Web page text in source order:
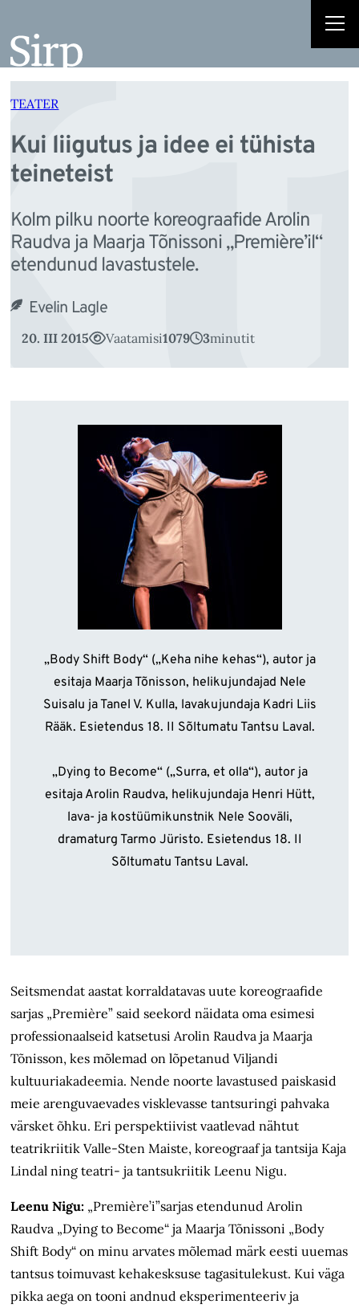
juurde
TEATER
Kui liigutus ja idee ei tühista
teineteist
Kolm pilku noorte koreograafide Arolin
Raudva ja Maarja Tõnissoni „Première’il“
etendunud lavastustele.
Evelin Lagle
20. III 2015 Vaatamisi1079 3minutit
„Body Shift Body“ („Keha nihe kehas“), autor ja
esitaja Maarja Tõnisson, helikujundajad Nele
Suisalu ja Tanel V. Kulla, lavakujundaja Kadri Liis
Rääk. Esietendus 18. II Sõltumatu Tantsu Laval.
„Dying to Become“ („Surra, et olla“), autor ja
esitaja Arolin Raudva, helikujundaja Henri Hütt,
lava- ja kostüümikunstnik Nele Sooväli,
dramaturg Tarmo Jüristo. Esietendus 18. II
Sõltumatu Tantsu Laval.
Seitsmendat aastat korraldatavas uute koreograafide
sarjas „Première” said seekord näidata oma esimesi
professionaalseid katsetusi Arolin Raudva ja Maarja
Tõnisson, kes mõlemad on lõpetanud Viljandi
kultuuriakadeemia. Nende noorte lavastused paiskasid
meie arenguvaevades visklevasse tantsuringi pahvaka
värsket õhku. Eri perspektiivist vaatlevad nähtut
teatrikriitik Valle-Sten Maiste, koreograaf ja tantsija Kaja
Lindal ning teatri- ja tantsukriitik Leenu Nigu.
Leenu Nigu: „Première’i”sarjas etendunud Arolin
Raudva „Dying to Become“ ja Maarja Tõnissoni „Body
Shift Body“ on minu arvates mõlemad märk eesti uuemas
tantsus toimuvast kehakesksuse tagasitulekust. Kui väga
pikka aega on tooni andnud eksperimenteeriv ja